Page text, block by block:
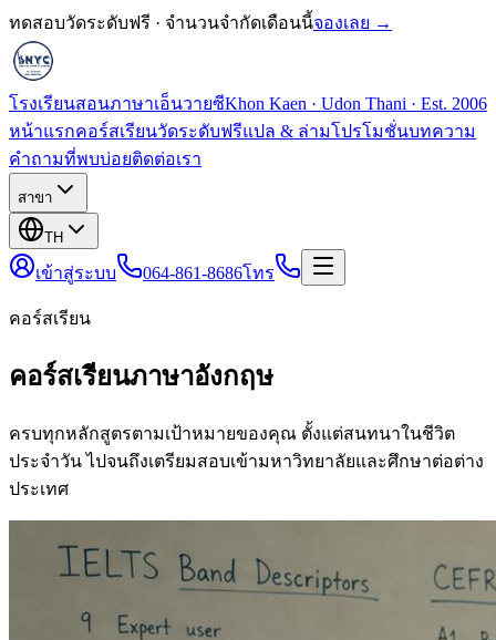
ทดสอบวัดระดับฟรี · จำนวนจำกัดเดือนนี้จองเลย →
โรงเรียนสอนภาษาเอ็นวายซีKhon Kaen · Udon Thani · Est. 2006
หน้าแรกคอร์สเรียนวัดระดับฟรีแปล & ล่ามโปรโมชั่นบทความ
คำถามที่พบบ่อยติดต่อเรา
สาขา
TH
เข้าสู่ระบบ 064-861-8686โทร
คอร์สเรียน
คอร์สเรียนภาษาอังกฤษ
ครบทุกหลักสูตรตามเป้าหมายของคุณ ตั้งแต่สนทนาในชีวิต
ประจำวัน ไปจนถึงเตรียมสอบเข้ามหาวิทยาลัยและศึกษาต่อต่าง
ประเทศ